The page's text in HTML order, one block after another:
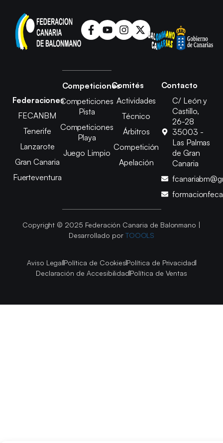
Federaciones
FECANBM
Tenerife
Lanzarote
Gran Canaria
Fuerteventura
Competiciones
Competiciones
Pista
Competiciones
Playa
Juego Limpio
Comités
Actividades
Técnico
Árbitros
Competición
Apelación
Contacto
C/ León y
Castillo,
26-28
35003 -
Las Palmas
de Gran
Canaria
Copyright © 2025 Federación Canaria de Balonmano |
Desarrollado por TOOOLS
Aviso LegalPolítica de CookiesPolítica de Privacidad
Declaración de AccesibilidadPolítica de Ventas